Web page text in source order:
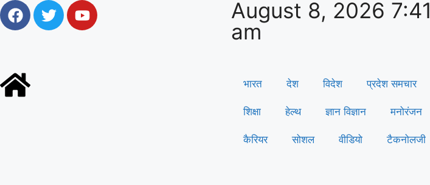
August 8, 2026 7:41
am
भारत देश विदेश प्रदेश समचार
शिक्षा हेल्थ ज्ञान विज्ञान मनोरंजन
कैरियर सोशल वीडियो टैकनोलजी